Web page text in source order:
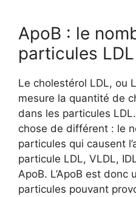
ApoB : le
particules
Le cholestérol LDL, ou
mesure la quantité de
dans les particules
chose de différent : le
particules qui causent
particule LDL, VLDL,
ApoB. L’ApoB est
particules pouvant